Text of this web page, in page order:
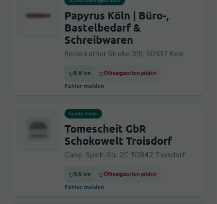
Papyrus Köln | Büro-,
Bastelbedarf &
Schreibwaren
Berrenrather Straße 315, 50937 Köln
8,8 km Öffnungszeiten prüfen
Fehler melden
Candy Shops
Tomescheit GbR
Schokowelt Troisdorf
Camp-Spich-Str. 2C, 53842 Troisdorf
9,6 km Öffnungszeiten prüfen
Fehler melden